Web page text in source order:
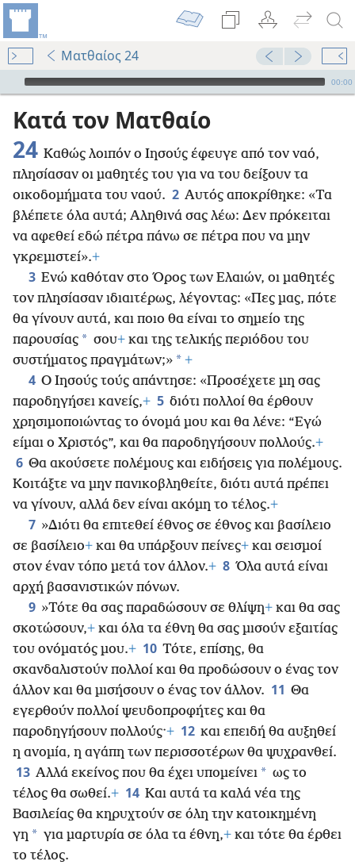
Ματθαίος 24
Audio Player
00:00
Κατά τον Ματθαίο
24 Καθώς λοιπόν ο Ιησούς έφευγε από τον ναό,
πλησίασαν οι μαθητές του για να του δείξουν τα
οικοδομήματα του ναού. 2 Αυτός αποκρίθηκε: «Τα
βλέπετε όλα αυτά; Αληθινά σας λέω: Δεν πρόκειται
να αφεθεί εδώ πέτρα πάνω σε πέτρα που να μην
γκρεμιστεί».+
3 Ενώ καθόταν στο Όρος των Ελαιών, οι μαθητές
τον πλησίασαν ιδιαιτέρως, λέγοντας: «Πες μας, πότε
θα γίνουν αυτά, και ποιο θα είναι το σημείο της
παρουσίας * σου+ και της τελικής περιόδου του
συστήματος πραγμάτων;» * +
4 Ο Ιησούς τούς απάντησε: «Προσέχετε μη σας
παροδηγήσει κανείς,+ 5 διότι πολλοί θα έρθουν
χρησιμοποιώντας το όνομά μου και θα λένε: “Εγώ
είμαι ο Χριστός”, και θα παροδηγήσουν πολλούς.+
6 Θα ακούσετε πολέμους και ειδήσεις για πολέμους.
Κοιτάξτε να μην πανικοβληθείτε, διότι αυτά πρέπει
να γίνουν, αλλά δεν είναι ακόμη το τέλος.+
7 »Διότι θα επιτεθεί έθνος σε έθνος και βασίλειο
σε βασίλειο+ και θα υπάρξουν πείνες+ και σεισμοί
στον έναν τόπο μετά τον άλλον.+ 8 Όλα αυτά είναι
αρχή βασανιστικών πόνων.
9 »Τότε θα σας παραδώσουν σε θλίψη+ και θα σας
σκοτώσουν,+ και όλα τα έθνη θα σας μισούν εξαιτίας
του ονόματός μου.+ 10 Τότε, επίσης, θα
σκανδαλιστούν πολλοί και θα προδώσουν ο ένας τον
άλλον και θα μισήσουν ο ένας τον άλλον. 11 Θα
εγερθούν πολλοί ψευδοπροφήτες και θα
παροδηγήσουν πολλούς·+ 12 και επειδή θα αυξηθεί
η ανομία, η αγάπη των περισσοτέρων θα ψυχρανθεί.
13 Αλλά εκείνος που θα έχει υπομείνει * ως το
τέλος θα σωθεί.+ 14 Και αυτά τα καλά νέα της
Βασιλείας θα κηρυχτούν σε όλη την κατοικημένη
γη * για μαρτυρία σε όλα τα έθνη,+ και τότε θα έρθει
το τέλος.